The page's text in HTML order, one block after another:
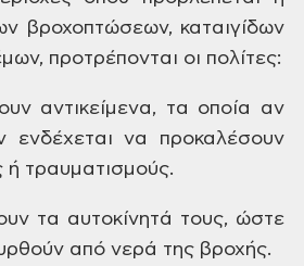
βροχοπτώσεων, καταιγίδων
προτρέπονται οι πολίτες:
αντικείμενα, τα οποία αν
ενδέχεται να προκαλέσουν
τραυματισμούς.
τα αυτοκίνητά τους, ώστε
από νερά της βροχής.